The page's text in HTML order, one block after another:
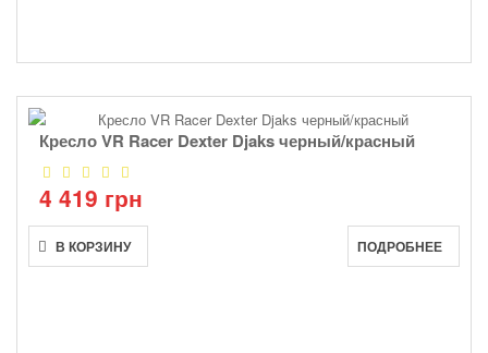
Кресло VR Racer Dexter Djaks черный/красный
4 419 грн
В КОРЗИНУ ПОДРОБНЕЕ